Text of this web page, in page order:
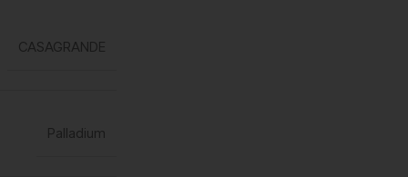
CASAGRANDE
Palladium